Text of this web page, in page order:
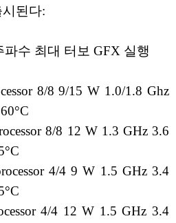
된다:
수 최대 터보 GFX 실행
8/8 9/15 W 1.0/1.8 Ghz
8/8 12 W 1.3 GHz 3.6
4/4 9 W 1.5 GHz 3.4
4/4 12 W 1.5 GHz 3.4